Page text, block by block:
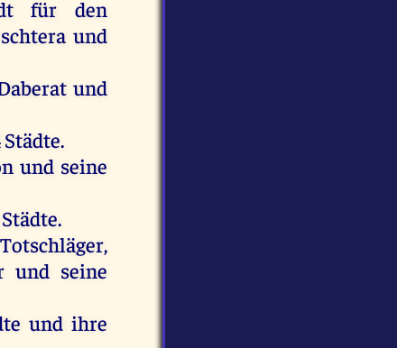
für
den
und
und
Städte.
und seine
Städte.
Totschläger,
und seine
und ihre